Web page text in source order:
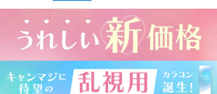
レンズ直径(DIA)14.5㎜の大きめレンズで瞳を大きく魅せながら、
今っぽく瞳を引き立てる
ナチュラル系・ハーフ系・盛り系までバリエーション豊富に揃え
2021年にはブルーライトカット機能・UVカット機能付きの
ハイスペックレンズへとリニューアル！